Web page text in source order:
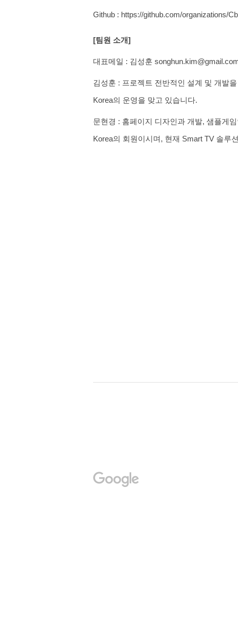
Github : https://github.com/organizations/
[팀원 소개]
대표메일 : 김성훈
김성훈 : 프로젝트 전반적인 설계 및 개발
Korea의 운영을 맞고 있습니다.
문현경 : 홈페이지 디자인과 개발, 샘플게
Korea의 회원이시며, 현재 Smart TV 솔루